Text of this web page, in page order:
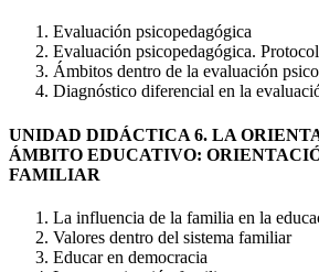
Evaluación psicopedagógica
Evaluación psicopedagógica.
Ámbitos dentro de la evaluación
Diagnóstico diferencial en la
UNIDAD DIDÁCTICA 6. LA
ÁMBITO EDUCATIVO:
FAMILIAR
La influencia de la familia en la
Valores dentro del sistema familiar
Educar en democracia